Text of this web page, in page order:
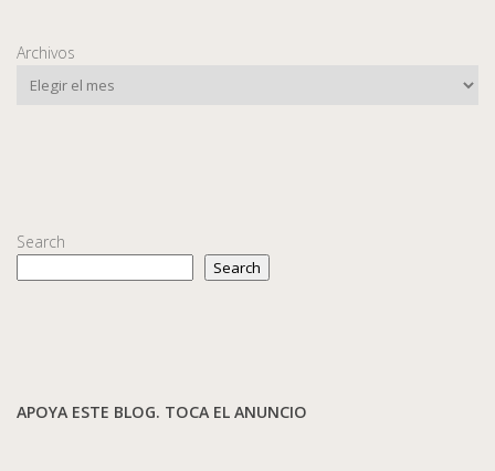
Archivos
Search
Search
APOYA ESTE BLOG. TOCA EL ANUNCIO